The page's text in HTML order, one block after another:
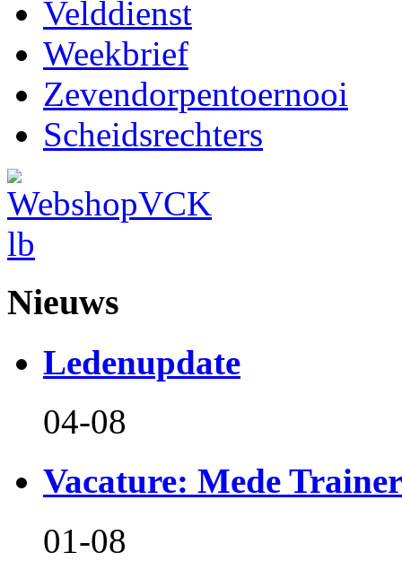
Velddienst
Weekbrief
Zevendorpentoernooi
Scheidsrechters
Nieuws
Ledenupdate
04-08
Vacature: Mede
01-08